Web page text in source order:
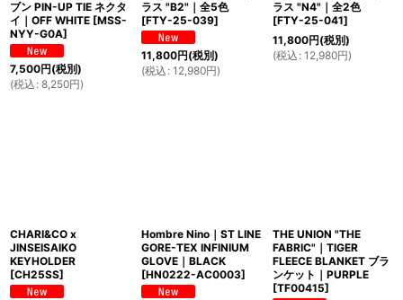
ブン PIN-UP TIE ネクタ
イ｜OFF WHITE [MSS-
NYY-G0A]
7,500円(税別)
(税込 : 8,250円)
ラス "B2"｜全5色
[FTY-25-039]
11,800円(税別)
(税込 : 12,980円)
ラス "N4"｜全2色
[FTY-25-041]
11,800円(税別)
(税込 : 12,980円)
CHARI&CO x
JINSEISAIKO
KEYHOLDER
[CH25SS]
Hombre Nino｜ST LINE
GORE-TEX INFINIUM
GLOVE｜BLACK
[HN0222-AC0003]
THE UNION "THE
FABRIC"｜TIGER
FLEECE BLANKET ブラ
ンケット｜PURPLE
[TF00415]